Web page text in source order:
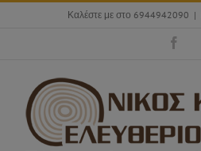
Skip
Καλέστε με στο 6944942090 |